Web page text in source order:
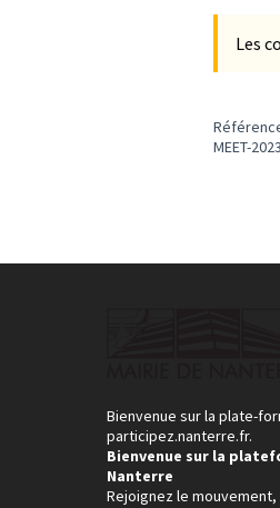
Les
MEET-
Bienvenue sur la plate-
participez.nanterre.fr.
Bienvenue sur la
Nanterre
Rejoignez le